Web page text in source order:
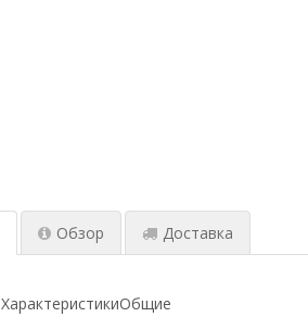
Обзор Доставка
ХарактеристикиОбщие